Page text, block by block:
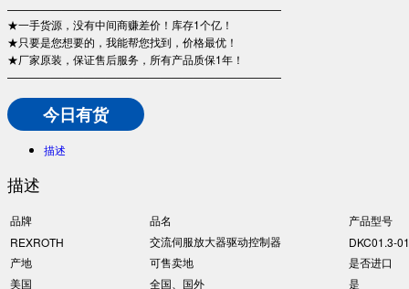
—————————————————————————
★一手货源，没有中间商赚差价！库存1个亿！
★只要是您想要的，我能帮您找到，价格最优！
★厂家原装，保证售后服务，所有产品质保1年！
—————————————————————————
今日有货
描述
描述
品牌 品名
产品型号
REXROTH
交流伺服放大器驱动控制器
DKC01.3-
产地
可售卖地
是否进口
美国
全国、国外 是